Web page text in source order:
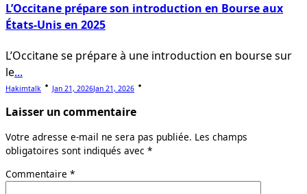
L’Occitane prépare son introduction en Bourse aux
États-Unis en 2025
L’Occitane se prépare à une introduction en bourse sur
le...
Hakimtalk Jan 21, 2026Jan 21, 2026
Laisser un commentaire
Votre adresse e-mail ne sera pas publiée. Les champs
obligatoires sont indiqués avec *
Commentaire *